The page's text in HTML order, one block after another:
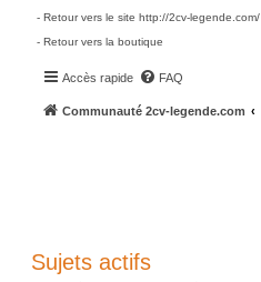
- Retour vers le site http://2cv-legende.com/
- Retour vers la boutique
Accès rapide FAQ
Communauté 2cv-legende.com
Sujets actifs